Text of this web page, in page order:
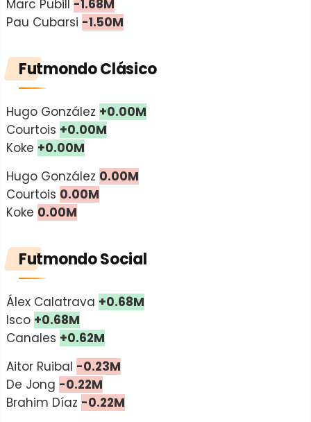
Marc Pubill -1.68M
Pau Cubarsi -1.50M
Futmondo Clásico
Hugo González +0.00M
Courtois +0.00M
Koke +0.00M
Hugo González 0.00M
Courtois 0.00M
Koke 0.00M
Futmondo Social
Álex Calatrava +0.68M
Isco +0.68M
Canales +0.62M
Aitor Ruibal -0.23M
De Jong -0.22M
Brahim Díaz -0.22M